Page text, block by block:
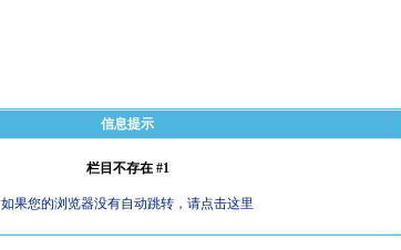
信息提示
栏目不存在 #1
如果您的浏览器没有自动跳转，请点击这里